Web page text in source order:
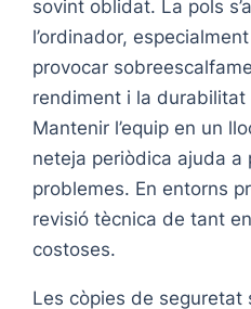
sovint oblidat. La pols
l’ordinador,
provocar
rendiment i la
Mantenir l’equip en un
neteja periòdica ajuda a
problemes. En entorns
revisió tècnica de tant
costoses.
Les còpies de seguretat